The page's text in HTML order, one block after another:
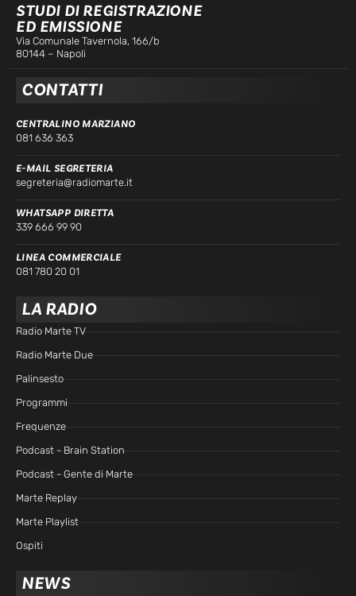
STUDI DI REGISTRAZIONE
ED EMISSIONE
Via Comunale Tavernola, 166/b
80144 – Napoli
CONTATTI
CENTRALINO MARZIANO
081 636 363
E-MAIL SEGRETERIA
segreteria@radiomarte.it
WHATSAPP DIRETTA
339 666 99 90
LINEA COMMERCIALE
081 780 20 01
LA RADIO
Radio Marte TV
Radio Marte Due
Palinsesto
Programmi
Frequenze
Podcast - Brain Station
Podcast - Gente di Marte
Marte Replay
Marte Playlist
Ospiti
NEWS